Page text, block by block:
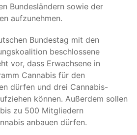
Bundesländern sowie der
aufzunehmen.
Bundestag mit den
beschlossene
vor, dass Erwachsene in
Cannabis für den
dürfen und drei Cannabis-
können. Außerdem sollen
zu 500 Mitgliedern
anbauen dürfen.